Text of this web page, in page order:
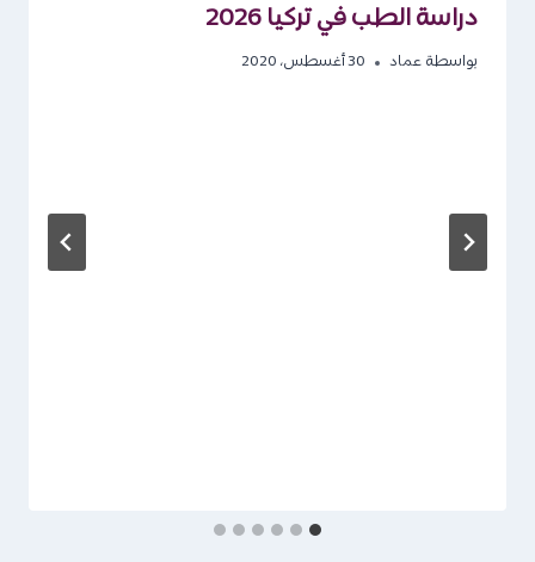
دراسة الطب في تركيا 2026
بواسطة عماد 30 أغسطس، 2020